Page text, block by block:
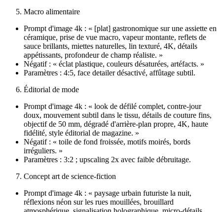
Macro alimentaire
Prompt d'image 4k : « [plat] gastronomique sur une assiette en
céramique, prise de vue macro, vapeur montante, reflets de
sauce brillants, miettes naturelles, lin texturé, 4K, détails
appétissants, profondeur de champ réaliste. »
Négatif : « éclat plastique, couleurs désaturées, artéfacts. »
Paramètres : 4:5, face detailer désactivé, affûtage subtil.
Éditorial de mode
Prompt d'image 4k : « look de défilé complet, contre-jour
doux, mouvement subtil dans le tissu, détails de couture fins,
objectif de 50 mm, dégradé d'arrière-plan propre, 4K, haute
fidélité, style éditorial de magazine. »
Négatif : « toile de fond froissée, motifs moirés, bords
irréguliers. »
Paramètres : 3:2 ; upscaling 2x avec faible débruitage.
Concept art de science-fiction
Prompt d'image 4k : « paysage urbain futuriste la nuit,
réflexions néon sur les rues mouillées, brouillard